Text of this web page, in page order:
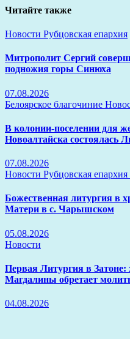
Читайте также
Новости Рубцовская епархия
Митрополит Сергий
подножия горы Синюха
07.08.2026
Белоярское благочиние
В колонии-поселении
Новоалтайска состоялась
07.08.2026
Новости Рубцовская епархия
Божественная литургия в
Матери в с. Чарышском
05.08.2026
Новости
Первая Литургия в
Магдалины обретает
04.08.2026